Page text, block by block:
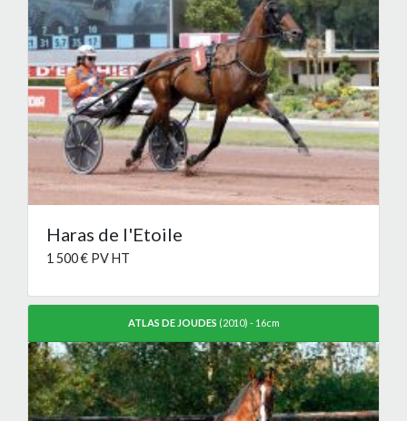
Haras de l'Etoile
1 500 € PV HT
ATLAS DE JOUDES (2010) - 16cm